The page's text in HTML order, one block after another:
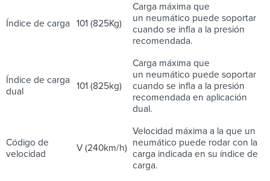
Índice de carga 101 (825Kg)
Carga máxima que
un neumático puede soportar
cuando se infla a la presión
recomendada.
Índice de carga
dual
101 (825kg)
Carga máxima que
un neumático puede soportar
cuando se infla a la presión
recomendada en aplicación
dual.
Código de
velocidad
V (240km/h)
Velocidad máxima a la que un
neumático puede rodar con la
carga indicada en su índice de
carga.